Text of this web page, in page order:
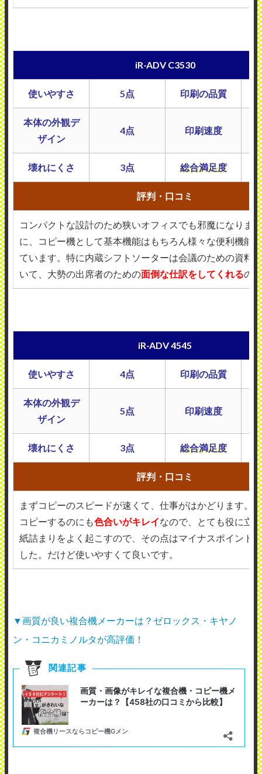
iR-ADV C3530
使いやすさ 5点 印刷の品質
本体の外観デ
ザイン
4点 印刷速度
壊れにくさ 3点 総合満足度
評判・口コミ
コンパクトな設計のため狭いオフィスでも邪魔になりま
に、コピー機として基本機能はもちろん様々な便利機能
ています。特に内蔵シフトソーターは会議のための資料
いて、大勢の出席者のための面倒な仕訳をしてくれるの
iR-ADV 4545
使いやすさ 4点 印刷の品質
本体の外観デ
ザイン
5点 印刷速度
壊れにくさ 3点 総合満足度
評判・口コミ
まずコピーのスピードが速くて、仕事がはかどります。
コピーするのにも色合いがキレイなので、とても役に立
紙詰まりをよく起こすので、その点はマイナスポイント
した。だけど使いやすくて良いです。
▼画質が良い複合機メーカーは？ゼロックス・キヤノ
ン・コニカミノルタが高評価！